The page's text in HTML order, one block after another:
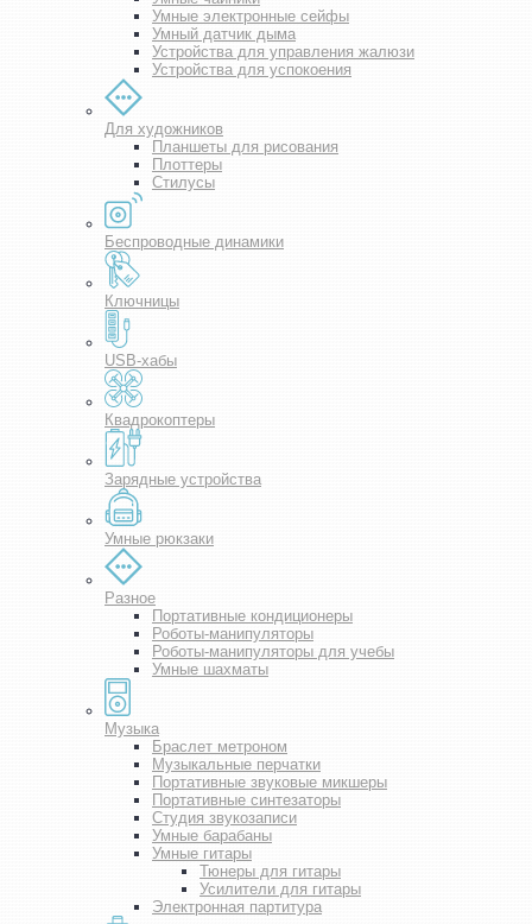
Умные электронные сейфы
Умный датчик дыма
Устройства для управления жалюзи
Устройства для успокоения
Для художников
Планшеты для рисования
Плоттеры
Стилусы
Беспроводные динамики
Ключницы
USB-хабы
Квадрокоптеры
Зарядные устройства
Умные рюкзаки
Разное
Портативные кондиционеры
Роботы-манипуляторы
Роботы-манипуляторы для учебы
Умные шахматы
Музыка
Браслет метроном
Музыкальные перчатки
Портативные звуковые микшеры
Портативные синтезаторы
Студия звукозаписи
Умные барабаны
Умные гитары
Тюнеры для гитары
Усилители для гитары
Электронная партитура